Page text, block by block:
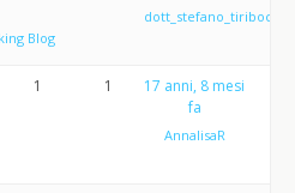
Blog
dott_stefano_tiribocchi
1 1
17 anni, 8 mesi
fa
AnnalisaR